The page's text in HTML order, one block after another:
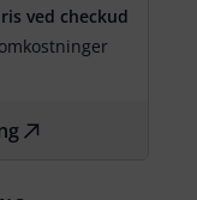
ved checkud